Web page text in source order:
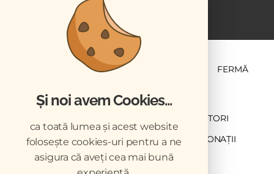
ȘTIINȚĂ ȘI PRACTICĂ FERMĂ
CONTRIBUTORI
DESCĂRCĂRI ACREDITARE CMVRO DONAȚII
CHESTIONAR
Și noi avem Cookies...
ca toată lumea și acest website
folosește cookies-uri pentru a ne
asigura că aveți cea mai bună